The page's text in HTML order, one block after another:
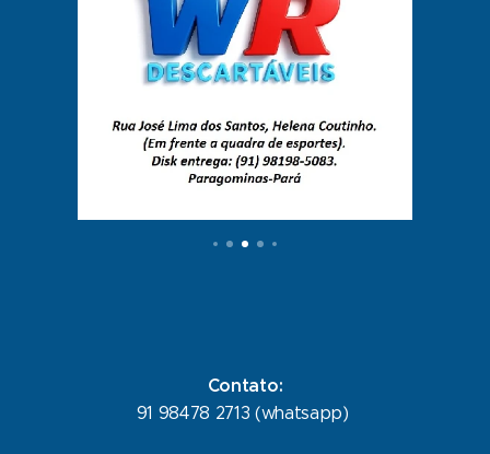
Contato:
91 98478 2713 (whatsapp)